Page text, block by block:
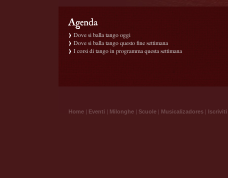
Dove si balla tango oggi
Dove si balla tango questo fine settimana
I corsi di tango in programma questa settimana
Home | Eventi | Milonghe | Scuole | Musicalizadores | Iscriviti